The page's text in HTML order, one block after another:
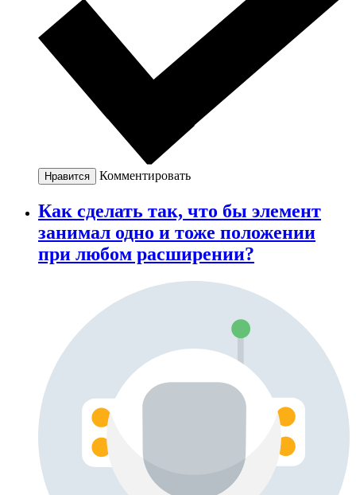
Нравится Комментировать
Как сделать так, что бы элемент
занимал одно и тоже положении
при любом расширении?